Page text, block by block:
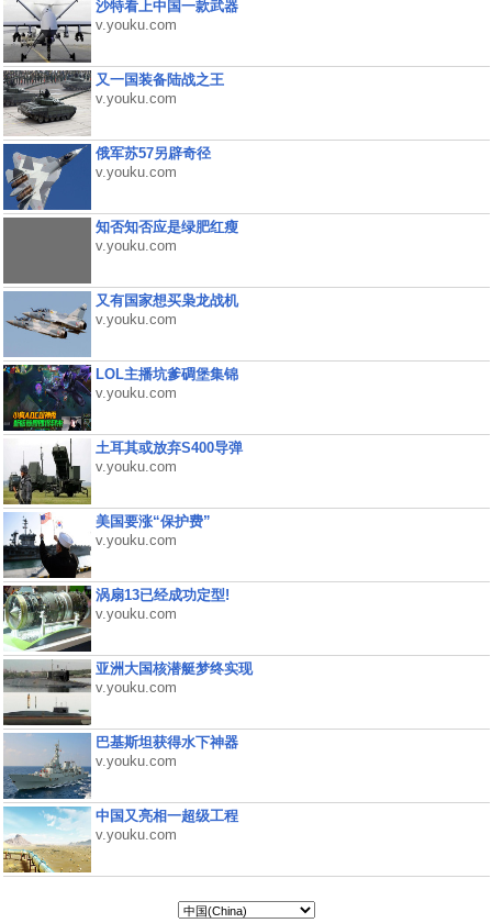
沙特看上中国一款武器
v.youku.com
又一国装备陆战之王
v.youku.com
俄军苏57另辟奇径
v.youku.com
知否知否应是绿肥红瘦
v.youku.com
又有国家想买枭龙战机
v.youku.com
LOL主播坑爹碉堡集锦
v.youku.com
土耳其或放弃S400导弹
v.youku.com
美国要涨“保护费”
v.youku.com
涡扇13已经成功定型!
v.youku.com
亚洲大国核潜艇梦终实现
v.youku.com
巴基斯坦获得水下神器
v.youku.com
中国又亮相一超级工程
v.youku.com